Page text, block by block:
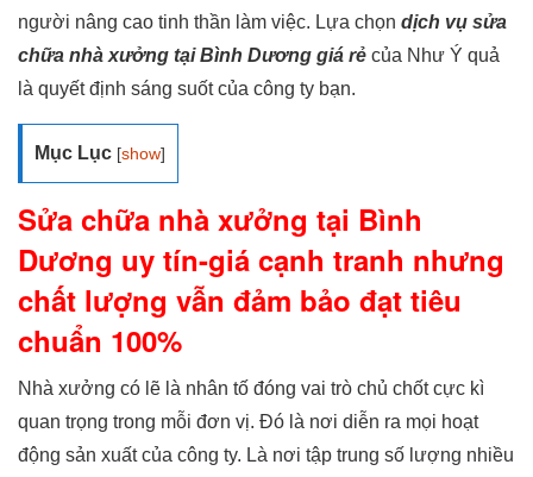
người nâng cao tinh thần làm việc. Lựa chọn dịch vụ sửa
chữa nhà xưởng tại Bình Dương giá rẻ của Như Ý quả
là quyết định sáng suốt của công ty bạn.
Mục Lục [show]
Sửa chữa nhà xưởng tại Bình
Dương uy tín-giá cạnh tranh nhưng
chất lượng vẫn đảm bảo đạt tiêu
chuẩn 100%
Nhà xưởng có lẽ là nhân tố đóng vai trò chủ chốt cực kì
quan trọng trong mỗi đơn vị. Đó là nơi diễn ra mọi hoạt
động sản xuất của công ty. Là nơi tập trung số lượng nhiều